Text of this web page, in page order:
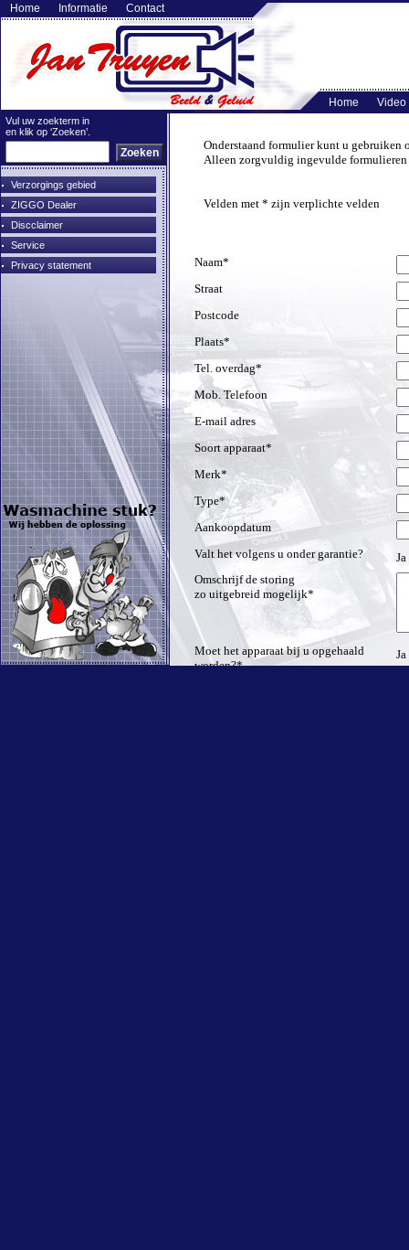
Home Informatie Contact
Home Video
Vul uw zoekterm in
en klik op ‘Zoeken’.
Verzorgings gebied
ZIGGO Dealer
Discclaimer
Service
Privacy statement
Onderstaand formulier kunt u gebruiken
Alleen zorgvuldig ingevulde
Velden met * zijn verplichte velden
Naam*
Straat
Postcode
Plaats*
Tel. overdag*
Mob. Telefoon
E-mail adres
Soort apparaat*
Merk*
Type*
Aankoopdatum
Valt het volgens u onder garantie?
Ja
Omschrijf de storing
zo uitgebreid mogelijk*
Moet het apparaat bij u opgehaald
worden?*
Ja